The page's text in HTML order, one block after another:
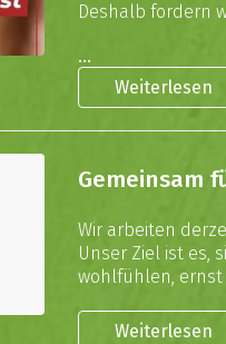
Deshalb fordern
...
Weiterlesen
Gemeinsam
Wir arbeiten
Unser Ziel ist es,
wohlfühlen, ernst
Weiterlesen